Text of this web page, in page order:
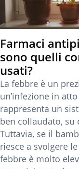
Farmaci
sono quelli
usati?
La febbre è un
un’infezione in
rappresenta un
ben collaudato,
Tuttavia, se il
riesce a svolgere
febbre è molto